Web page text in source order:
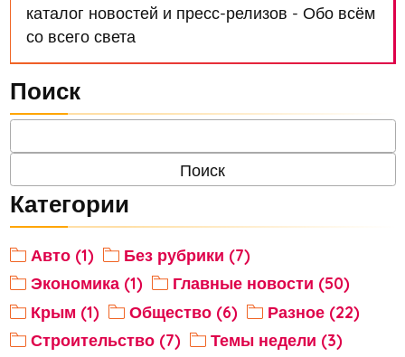
каталог новостей и пресс-релизов - Обо всём
со всего света
Поиск
Категории
Авто (1)
Без рубрики (7)
Экономика (1)
Главные новости (50)
Крым (1)
Общество (6)
Разное (22)
Строительство (7)
Темы недели (3)